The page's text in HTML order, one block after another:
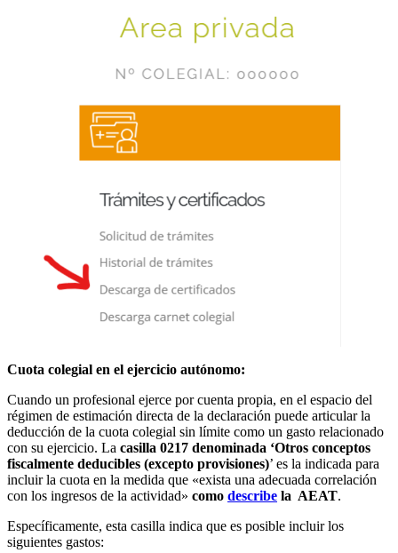
Cuota colegial en el ejercicio autónomo:
Cuando un profesional ejerce por cuenta propia, en el espacio del
régimen de estimación directa de la declaración puede articular la
deducción de la cuota colegial sin límite como un gasto relacionado
con su ejercicio. La casilla 0217 denominada ‘Otros conceptos
fiscalmente deducibles (excepto provisiones)’ es la indicada para
incluir la cuota en la medida que «exista una adecuada correlación
con los ingresos de la actividad» como describe la AEAT.
Específicamente, esta casilla indica que es posible incluir los
siguientes gastos: